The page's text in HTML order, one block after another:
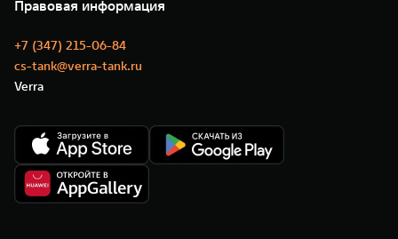
Моторные масла
Правовая информация
+7 (347) 215-06-84
cs-tank@verra-tank.ru
Verra